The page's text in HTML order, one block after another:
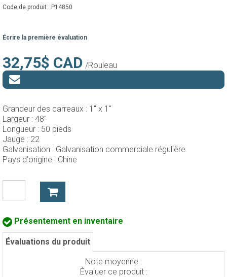
Code de produit : P14850
Écrire la première évaluation
32,75$ CAD /Rouleau
Grandeur des carreaux : 1" x 1"
Largeur : 48"
Longueur : 50 pieds
Jauge : 22
Galvanisation : Galvanisation commerciale régulière
Pays d'origine : Chine
Présentement en inventaire
Évaluations du produit
Note moyenne :
Évaluer ce produit :